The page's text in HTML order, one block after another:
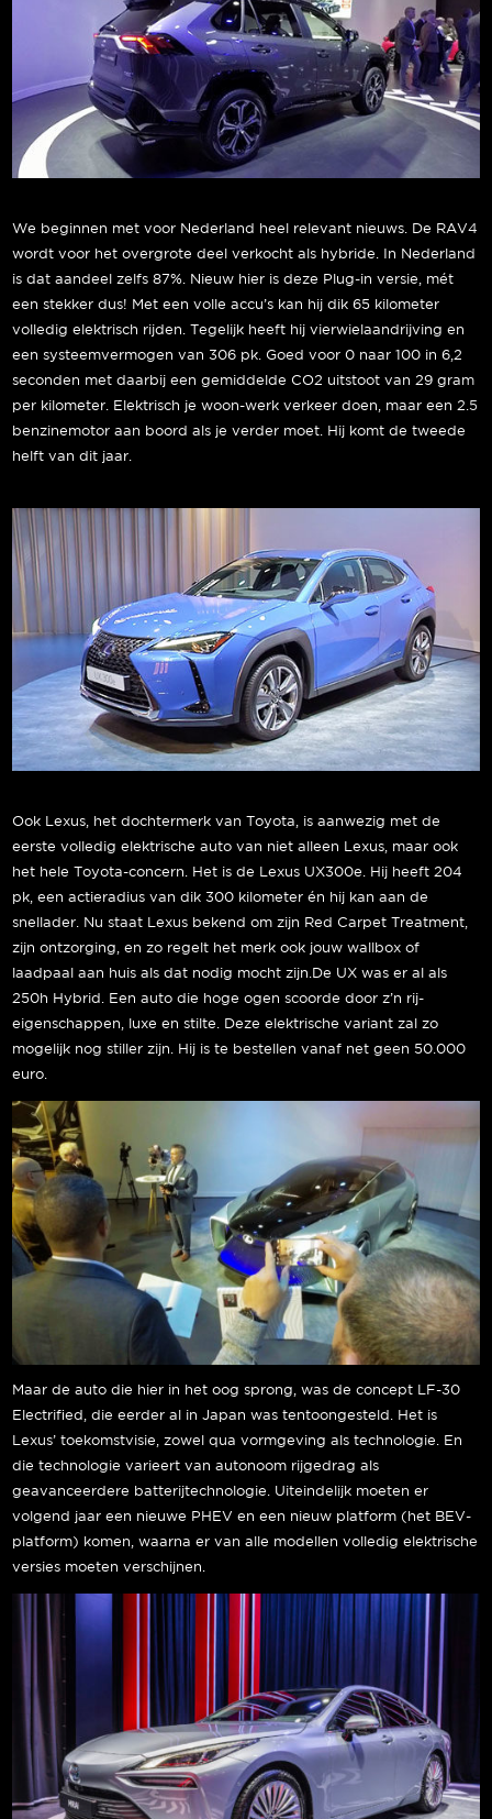
We beginnen met voor Nederland heel relevant nieuws. De RAV4
wordt voor het overgrote deel verkocht als hybride. In Nederland
is dat aandeel zelfs 87%. Nieuw hier is deze Plug-in versie, mét
een stekker dus! Met een volle accu’s kan hij dik 65 kilometer
volledig elektrisch rijden. Tegelijk heeft hij vierwielaandrijving en
een systeemvermogen van 306 pk. Goed voor 0 naar 100 in 6,2
seconden met daarbij een gemiddelde CO2 uitstoot van 29 gram
per kilometer. Elektrisch je woon-werk verkeer doen, maar een 2.5
benzinemotor aan boord als je verder moet. Hij komt de tweede
helft van dit jaar.
Ook Lexus, het dochtermerk van Toyota, is aanwezig met de
eerste volledig elektrische auto van niet alleen Lexus, maar ook
het hele Toyota-concern. Het is de Lexus UX300e. Hij heeft 204
pk, een actieradius van dik 300 kilometer én hij kan aan de
snellader. Nu staat Lexus bekend om zijn Red Carpet Treatment,
zijn ontzorging, en zo regelt het merk ook jouw wallbox of
laadpaal aan huis als dat nodig mocht zijn.De UX was er al als
250h Hybrid. Een auto die hoge ogen scoorde door z’n rij-
eigenschappen, luxe en stilte. Deze elektrische variant zal zo
mogelijk nog stiller zijn. Hij is te bestellen vanaf net geen 50.000
euro.
Maar de auto die hier in het oog sprong, was de concept LF-30
Electrified, die eerder al in Japan was tentoongesteld. Het is
Lexus’ toekomstvisie, zowel qua vormgeving als technologie. En
die technologie varieert van autonoom rijgedrag als
geavanceerdere batterijtechnologie. Uiteindelijk moeten er
volgend jaar een nieuwe PHEV en een nieuw platform (het BEV-
platform) komen, waarna er van alle modellen volledig elektrische
versies moeten verschijnen.